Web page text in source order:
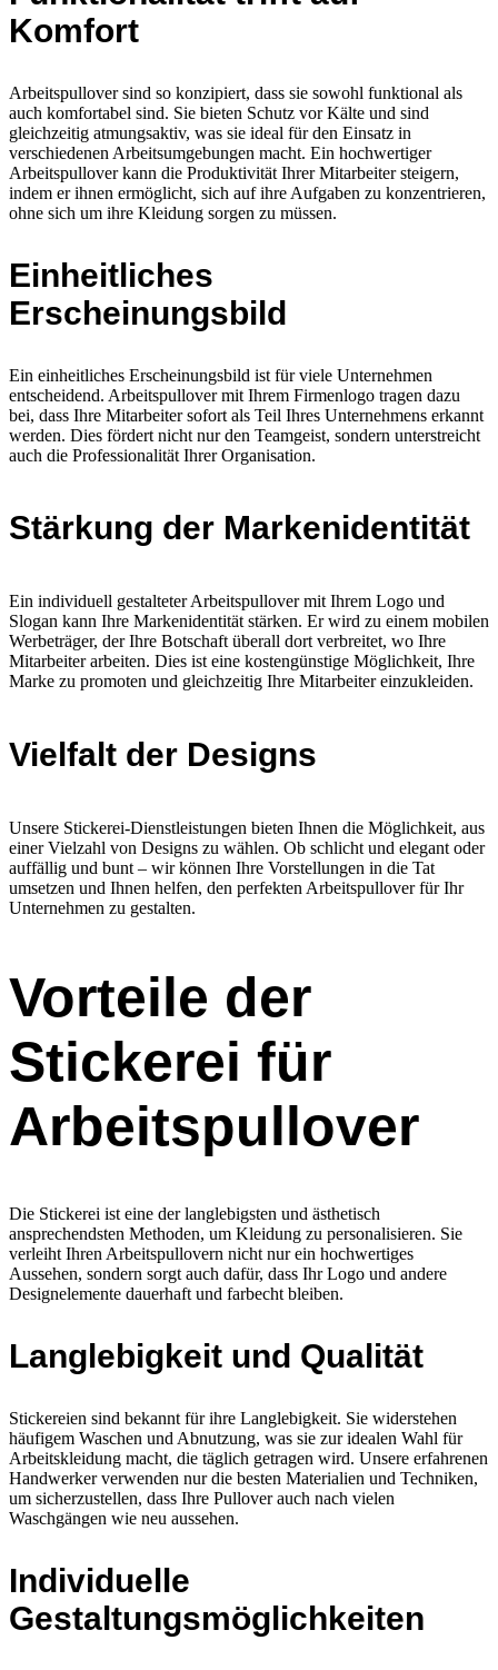
Komfort
Arbeitspullover sind so konzipiert, dass sie sowohl funktional als
auch komfortabel sind. Sie bieten Schutz vor Kälte und sind
gleichzeitig atmungsaktiv, was sie ideal für den Einsatz in
verschiedenen Arbeitsumgebungen macht. Ein hochwertiger
Arbeitspullover kann die Produktivität Ihrer Mitarbeiter steigern,
indem er ihnen ermöglicht, sich auf ihre Aufgaben zu konzentrieren,
ohne sich um ihre Kleidung sorgen zu müssen.
Einheitliches
Erscheinungsbild
Ein einheitliches Erscheinungsbild ist für viele Unternehmen
entscheidend. Arbeitspullover mit Ihrem Firmenlogo tragen dazu
bei, dass Ihre Mitarbeiter sofort als Teil Ihres Unternehmens erkannt
werden. Dies fördert nicht nur den Teamgeist, sondern unterstreicht
auch die Professionalität Ihrer Organisation.
Stärkung der Markenidentität
Ein individuell gestalteter Arbeitspullover mit Ihrem Logo und
Slogan kann Ihre Markenidentität stärken. Er wird zu einem mobilen
Werbeträger, der Ihre Botschaft überall dort verbreitet, wo Ihre
Mitarbeiter arbeiten. Dies ist eine kostengünstige Möglichkeit, Ihre
Marke zu promoten und gleichzeitig Ihre Mitarbeiter einzukleiden.
Vielfalt der Designs
Unsere Stickerei-Dienstleistungen bieten Ihnen die Möglichkeit, aus
einer Vielzahl von Designs zu wählen. Ob schlicht und elegant oder
auffällig und bunt – wir können Ihre Vorstellungen in die Tat
umsetzen und Ihnen helfen, den perfekten Arbeitspullover für Ihr
Unternehmen zu gestalten.
Vorteile der
Stickerei für
Arbeitspullover
Die Stickerei ist eine der langlebigsten und ästhetisch
ansprechendsten Methoden, um Kleidung zu personalisieren. Sie
verleiht Ihren Arbeitspullovern nicht nur ein hochwertiges
Aussehen, sondern sorgt auch dafür, dass Ihr Logo und andere
Designelemente dauerhaft und farbecht bleiben.
Langlebigkeit und Qualität
Stickereien sind bekannt für ihre Langlebigkeit. Sie widerstehen
häufigem Waschen und Abnutzung, was sie zur idealen Wahl für
Arbeitskleidung macht, die täglich getragen wird. Unsere erfahrenen
Handwerker verwenden nur die besten Materialien und Techniken,
um sicherzustellen, dass Ihre Pullover auch nach vielen
Waschgängen wie neu aussehen.
Individuelle
Gestaltungsmöglichkeiten